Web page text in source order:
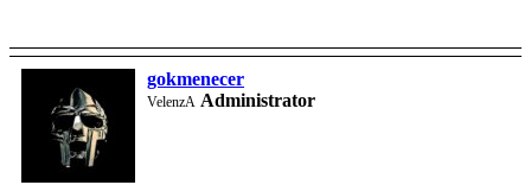
gokmenecer
VelenzA Administrator